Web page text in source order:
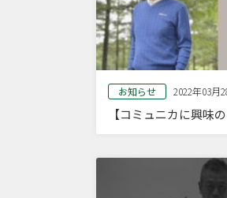
お知らせ 2022年03月
【コミュニカに興味